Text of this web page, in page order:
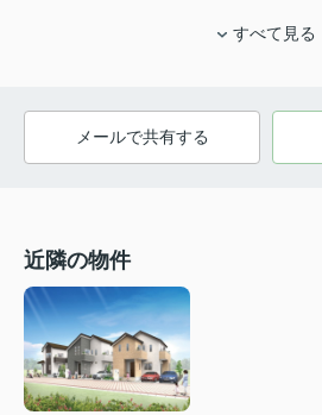
すべて見る
メールで共有する
近隣の物件